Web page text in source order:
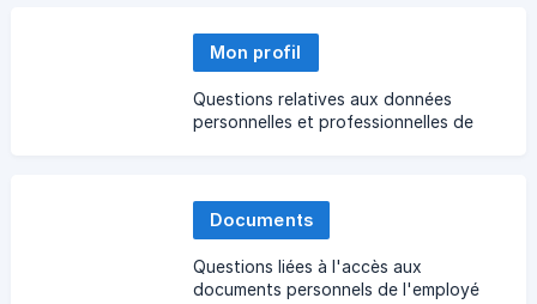
Mon profil
Questions relatives aux données
personnelles et professionnelles de
Documents
Questions liées à l'accès aux
documents personnels de l'employé